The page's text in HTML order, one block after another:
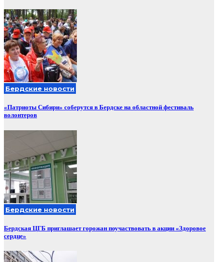
Бердские новости
«Патриоты Сибири» соберутся в Бердске на областной фестиваль
волонтеров
Бердские новости
Бердская ЦГБ приглашает горожан поучаствовать в акции «Здоровое
сердце»